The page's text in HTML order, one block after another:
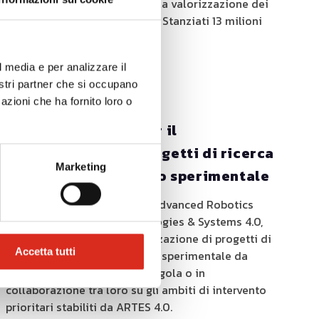
e per analizzare il
partner che si occupano
che ha fornito loro o
Marketing
Accetta tutti
piccole e medie imprese per la valorizzazione dei
titoli di proprietà industriale. Stanziati 13 milioni
21/11/2019
Bando Artes 4.0 - per il
finanziamento di progetti di ricerca
industriale e sviluppo sperimentale
L’Associazione ARTES 4.0 - Advanced Robotics
and enabling digital Technologies & Systems 4.0,
intende promuovere la realizzazione di progetti di
ricerca industriale e sviluppo sperimentale da
parte di imprese in forma singola o in
collaborazione tra loro su gli ambiti di intervento
prioritari stabiliti da ARTES 4.0.